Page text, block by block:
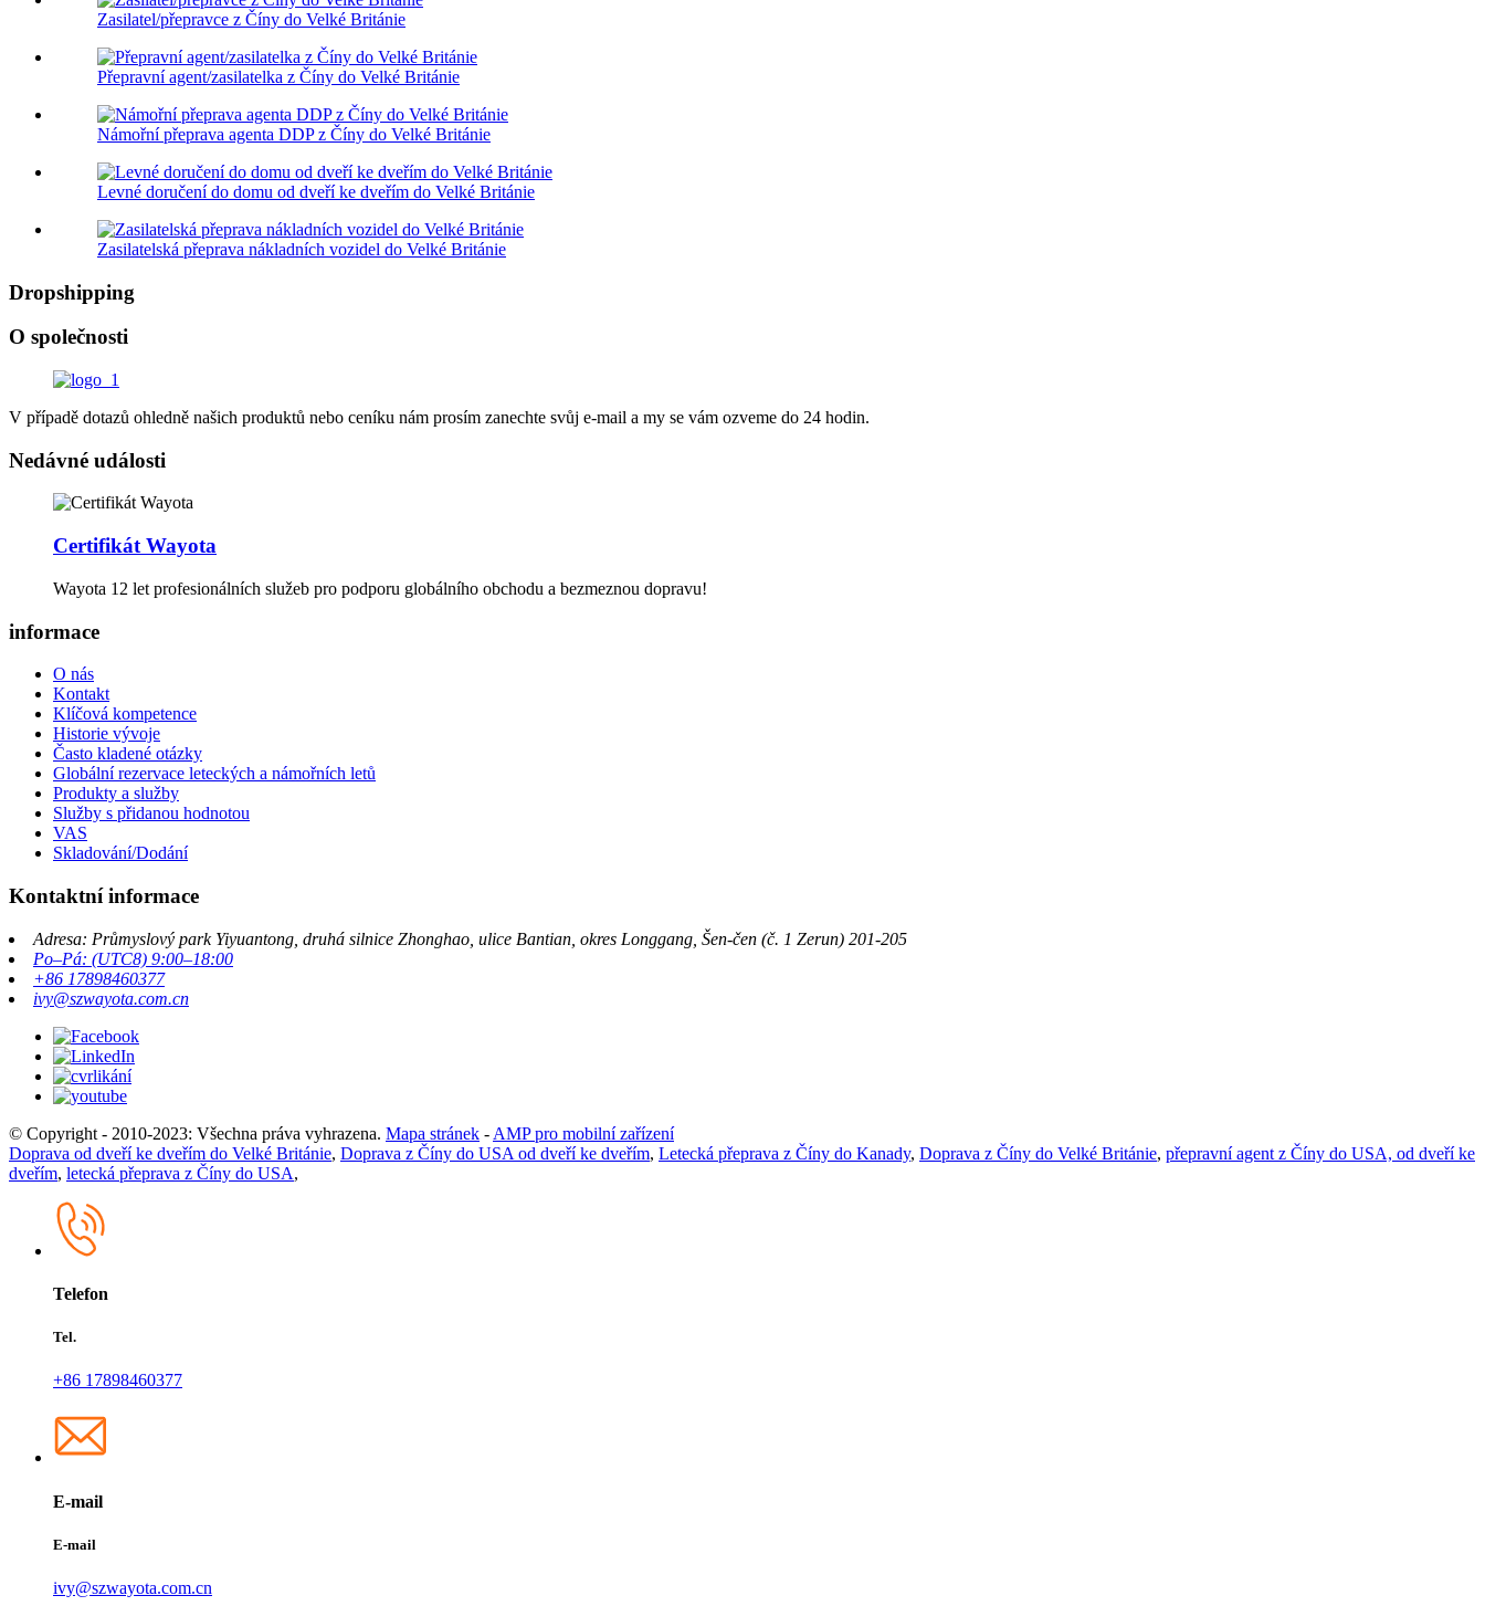
Zasilatel/přepravce z Číny do Velké Británie
Přepravní agent/zasilatelka z Číny do Velké Británie
Námořní přeprava agenta DDP z Číny do Velké Británie
Levné doručení do domu od dveří ke dveřím do Velké Británie
Zasilatelská přeprava nákladních vozidel do Velké Británie
Dropshipping
O společnosti
V případě dotazů ohledně našich produktů nebo ceníku nám prosím zanechte svůj e-mail a my se vám ozveme do 24 hodin.
Nedávné události
Certifikát Wayota
Wayota 12 let profesionálních služeb pro podporu globálního obchodu a bezmeznou dopravu!
informace
O nás
Kontakt
Klíčová kompetence
Historie vývoje
Často kladené otázky
Globální rezervace leteckých a námořních letů
Produkty a služby
Služby s přidanou hodnotou
VAS
Skladování/Dodání
Kontaktní informace
Adresa: Průmyslový park Yiyuantong, druhá silnice Zhonghao, ulice Bantian, okres Longgang, Šen-čen (č. 1 Zerun) 201-205
Po–Pá: (UTC8) 9:00–18:00
+86 17898460377
ivy@szwayota.com.cn
© Copyright - 2010-2023: Všechna práva vyhrazena. Mapa stránek - AMP pro mobilní zařízení
Doprava od dveří ke dveřím do Velké Británie, Doprava z Číny do USA od dveří ke dveřím, Letecká přeprava z Číny do Kanady, Doprava z Číny do Velké Británie, přepravní agent z Číny do USA, od dveří ke
dveřím, letecká přeprava z Číny do USA,
Telefon
Tel.
+86 17898460377
E-mail
E-mail
ivy@szwayota.com.cn